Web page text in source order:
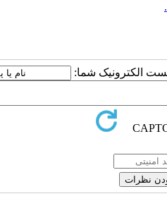
پست الکترونیک شما: